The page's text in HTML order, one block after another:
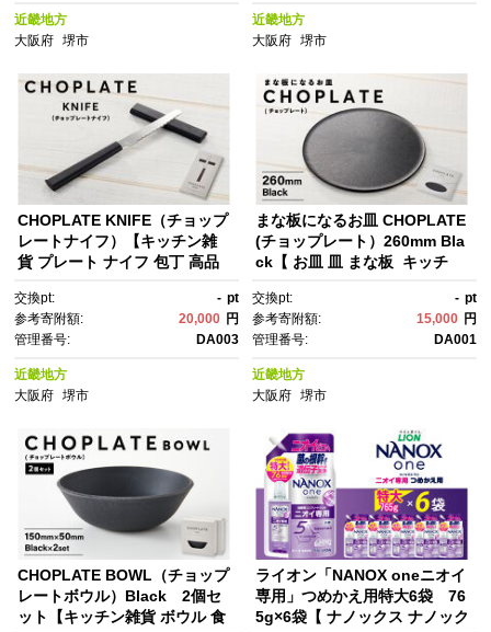
近畿地方
大阪府
堺市
近畿地方
大阪府 堺市
CHOPLATE KNIFE（チョップ
レートナイフ）【キッチン雑
貨 プレート ナイフ 包丁 高品
ー アウトドア ホームパーテ
ィ 人気 おすすめ 調理器具 食
器 ふるさと納税 大阪府 堺市】
交換pt: - pt
参考寄附額:
20,000 円
管理番号:
DA003
近畿地方
大阪府
堺市
まな板になるお皿 CHOPLATE
(チョップレート）260mm Bla
ck【 お皿 皿 まな板 キッチ
ゃれ アウトドア ホームパーテ
ィ ブラック 人気 おすすめ 調理
器具 食器 大阪府 堺市】
交換pt: - pt
参考寄附額:
15,000 円
管理番号:
DA001
近畿地方
大阪府 堺市
CHOPLATE BOWL（チョップ
レートボウル）Black 2個セ
ット【キッチン雑貨 ボウル 食
ライオン「NANOX oneニオイ
専用」つめかえ用特大6袋 76
5g×6袋【 ナノックス ナノック